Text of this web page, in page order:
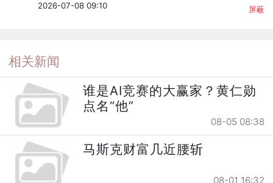
2026-07-08 09:10 屏蔽
相关新闻
谁是AI竞赛的大赢家？黄仁勋
点名“他”
08-05 08:38
马斯克财富几近腰斩
08-01 16:32